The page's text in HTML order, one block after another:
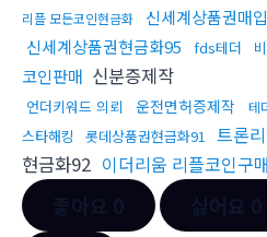
리플 모든코인현금화
신세계상품권매입
신세계상품권현금화95
fds테더
코인판매 신분증제작
언더키워드 의뢰 운전면허증제작 테
스타해킹
롯데상품권현금화91 트론
현금화92 이더리움 리플코인구매